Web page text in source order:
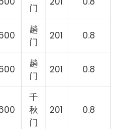
门
趟
门
201 0.8
趟
门
201 0.8
千
秋
门
201 0.8